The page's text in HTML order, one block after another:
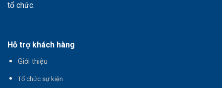
tổ chức.
Hỗ trợ khách hàng
Giới thiệu
Tổ chức sự kiện